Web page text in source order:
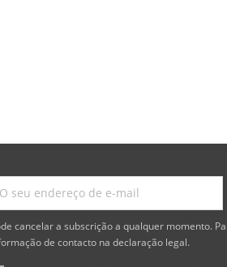
cancelar a subscrição a qualquer momento.
de contacto na declaração legal.